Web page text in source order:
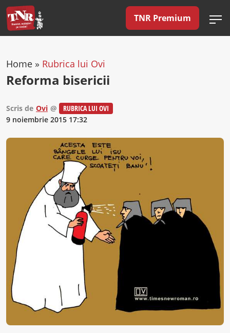
TNR Premium
Home » Rubrica lui Ovi
Reforma bisericii
Scris de Ovi @
RUBRICA LUI OVI
9 noiembrie 2015 17:32